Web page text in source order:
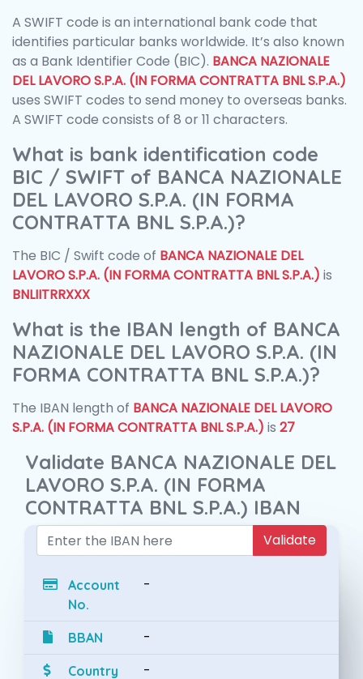
A SWIFT code is an international bank code that
identifies particular banks worldwide. It’s also known
as a Bank Identifier Code (BIC). BANCA NAZIONALE
DEL LAVORO S.P.A. (IN FORMA CONTRATTA BNL S.P.A.)
uses SWIFT codes to send money to overseas banks.
A SWIFT code consists of 8 or 11 characters.
What is bank identification code
BIC / SWIFT of BANCA NAZIONALE
DEL LAVORO S.P.A. (IN FORMA
CONTRATTA BNL S.P.A.)?
The BIC / Swift code of BANCA NAZIONALE DEL
LAVORO S.P.A. (IN FORMA CONTRATTA BNL S.P.A.) is
BNLIITRRXXX
What is the IBAN length of BANCA
NAZIONALE DEL LAVORO S.P.A. (IN
FORMA CONTRATTA BNL S.P.A.)?
The IBAN length of BANCA NAZIONALE DEL LAVORO
S.P.A. (IN FORMA CONTRATTA BNL S.P.A.) is 27
Validate BANCA NAZIONALE DEL
LAVORO S.P.A. (IN FORMA
CONTRATTA BNL S.P.A.) IBAN
Validate
Account
No.
-
BBAN -
Country
-